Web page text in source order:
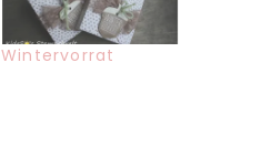
Wintervorrat